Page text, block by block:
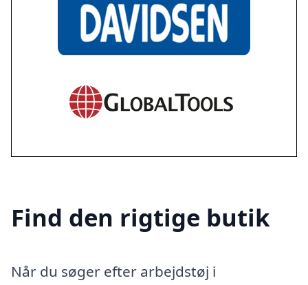
Find den rigtige butik
Når du søger efter arbejdstøj i